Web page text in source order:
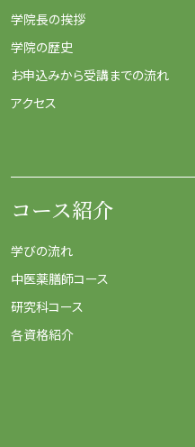
学院長の挨拶
学院の歴史
お申込みから受講までの流れ
アクセス
コース紹介
学びの流れ
中医薬膳師コース
研究科コース
各資格紹介